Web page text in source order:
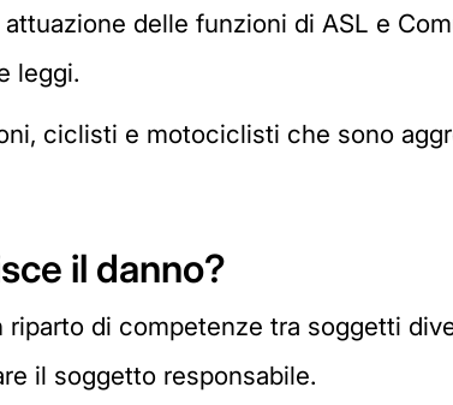
delle funzioni di ASL e
leggi.
ciclisti e motociclisti che sono
il danno?
di competenze tra soggetti
il soggetto responsabile.